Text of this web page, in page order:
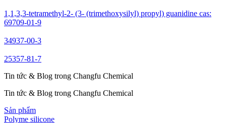
1,1,3,3-tetramethyl-2- (3- (trimethoxysilyl) propyl) guanidine cas:
69709-01-9
34937-00-3
25357-81-7
Tin tức & Blog trong Changfu Chemical
Tin tức & Blog trong Changfu Chemical
Sản phẩm
Polyme silicone